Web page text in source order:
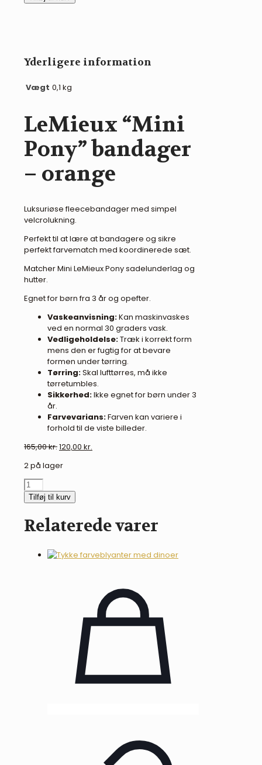
Pony"
Yderligere information
Vægt 0,1 kg
LeMieux “Mini
Pony” bandager
– orange
Luksuriøse fleecebandager med simpel
velcrolukning.
Perfekt til at lære at bandagere og sikre
perfekt farvematch med koordinerede sæt.
Matcher Mini LeMieux Pony sadelunderlag og
hutter.
Egnet for børn fra 3 år og opefter.
Vaskeanvisning:Kan maskinvaskes
ved en normal 30 graders vask.
Vedligeholdelse:Træk i korrekt form
mens den er fugtig for at bevare
formen under tørring.
Tørring:Skal lufttørres, må ikke
tørretumbles.
Sikkerhed:Ikke egnet for børn under 3
år.
Farvevarians:Farven kan variere i
forhold til de viste billeder.
165,00kr.Den
pris
165,00 kr..
120,00 kr.
2 på lager
LeMieux
"Mini
Pony"
bandager
-
Tilføj til kurv
Relaterede varer